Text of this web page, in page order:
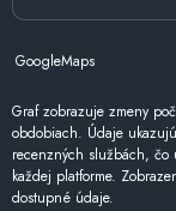
GoogleMaps
Graf zobrazuje zmeny
obdobiach. Údaje
recenzných službách, čo
každej platforme.
dostupné údaje.